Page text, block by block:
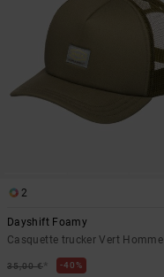
2
Dayshift Foamy
Casquette trucker Vert Homme
35,00 €* 40%